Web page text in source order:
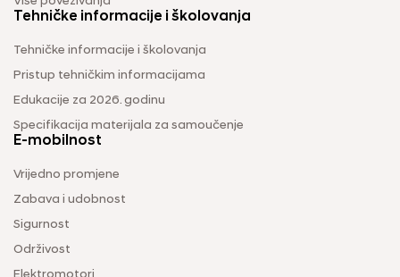
Tehničke informacije i školovanja
Tehničke informacije i školovanja
Pristup tehničkim informacijama
Edukacije za 2026. godinu
Specifikacija materijala za samoučenje
E-mobilnost
Vrijedno promjene
Zabava i udobnost
Sigurnost
Održivost